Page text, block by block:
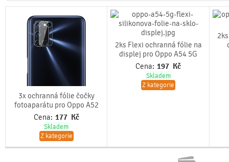
3x ochranná fólie čočky
fotoaparátu pro Oppo A52
Cena: 177 Kč
Skladem
Z kategorie
2ks Flexi ochranná fólie na
displej pro Oppo A54 5G
Cena: 197 Kč
Skladem
Z kategorie